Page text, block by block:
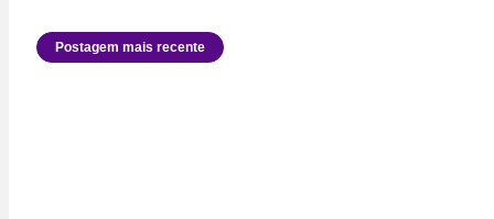
Postagem mais recente